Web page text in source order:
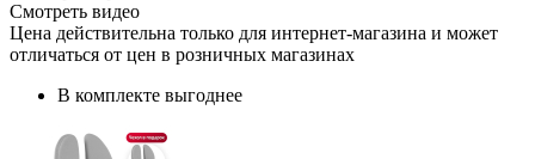
Смотреть видео
Цена действительна только для интернет-магазина и может
отличаться от цен в розничных магазинах
В комплекте выгоднее